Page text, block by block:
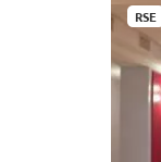
RSE